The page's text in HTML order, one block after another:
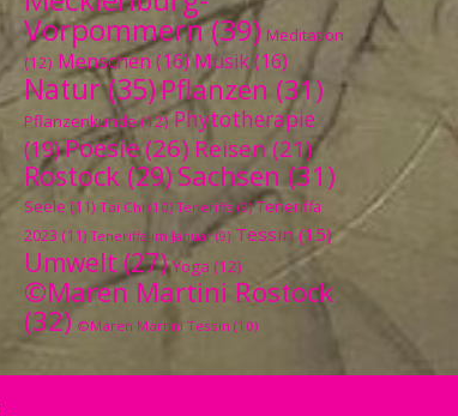
Vorpommern(39) Meditation
(12) Menschen (16) Musik(16)
Natur(35)Pflanzen (31)
Pflanzenkunde(12) Phytotherapie
(19)Poesie(26) Reisen(21)
Rostock (29) Sachsen (31)
Seele (11) Tai Chi (10) Teneriffa (9) Teneriffa
2023 (11) Teneriffa im Januar(9) Tessin (15)
Umwelt (27) Yoga (12)
©Maren Martini Rostock
(32) ©Maren Martini Tessin (10)